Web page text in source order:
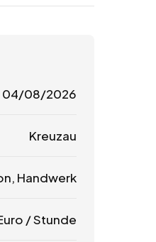
04/08/2026
Kreuzau
Handwerk
/ Stunde